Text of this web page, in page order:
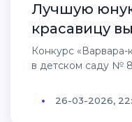
Лучшую юную народную
красавицу
Конкурс «Варвара-краса, длинная коса» прошел
в детском саду №
26-03-2026,